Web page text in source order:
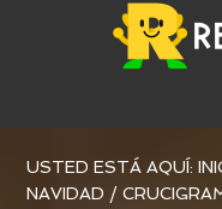
USTED ESTÁ AQUÍ:
NAVIDAD /